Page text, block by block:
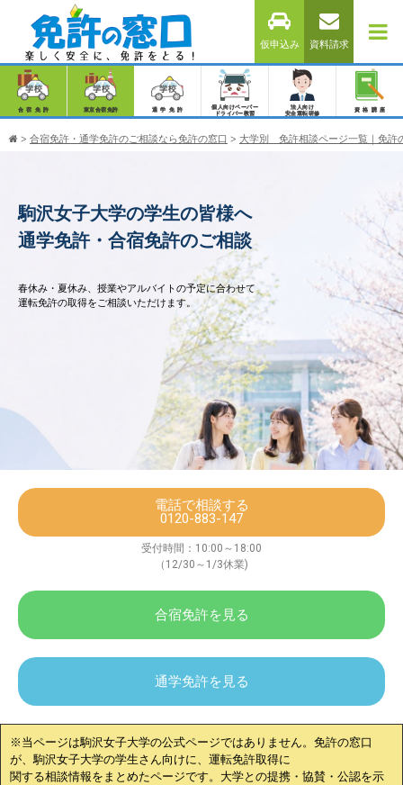
仮申込み 資料請求
合宿免許 東京合宿免許 通学免許
個人向けペーパー
ドライバー教習
法人向け
安全運転研修
資格講座
> 合宿免許・通学免許のご相談なら免許の窓口 > 大学別 免許相談ページ一覧｜免許
駒沢女子大学の学生の皆様へ
通学免許・合宿免許のご相談
春休み・夏休み、授業やアルバイトの予定に合わせて
運転免許の取得をご相談いただけます。
電話で相談する
0120-883-147
受付時間：10:00～18:00
（12/30～1/3休業)
合宿免許を見る
通学免許を見る
※当ページは駒沢女子大学の公式ページではありません。免許の窓口
が、 駒沢女子大学の学生さん向けに、運転免許取得に
関する相談情報をまとめたページです。大学との提携・協賛・公認を示